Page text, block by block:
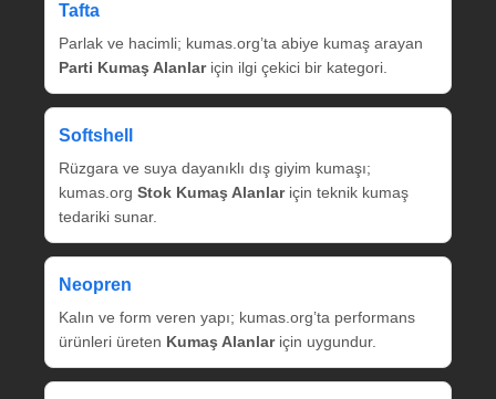
Tafta
Parlak ve hacimli; kumas.org’ta abiye kumaş arayan
Parti Kumaş Alanlariçin ilgi çekici bir kategori.
Softshell
Rüzgara ve suya dayanıklı dış giyim kumaşı;
kumas.org Stok Kumaş Alanlariçin teknik kumaş
tedariki sunar.
Neopren
Kalın ve form veren yapı; kumas.org’ta performans
ürünleri üreten Kumaş Alanlariçin uygundur.